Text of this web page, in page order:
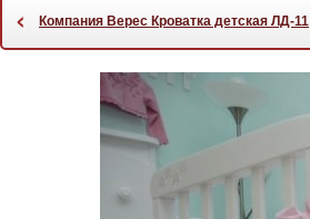
‹ Компания Верес Кроватка детская ЛД-11